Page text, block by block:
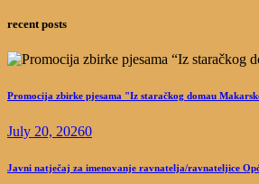
recent posts
Promocija zbirke pjesama "Iz staračkog domau
July 20, 20260
Javni natječaj za imenovanje ravnatelja/ravnateljice